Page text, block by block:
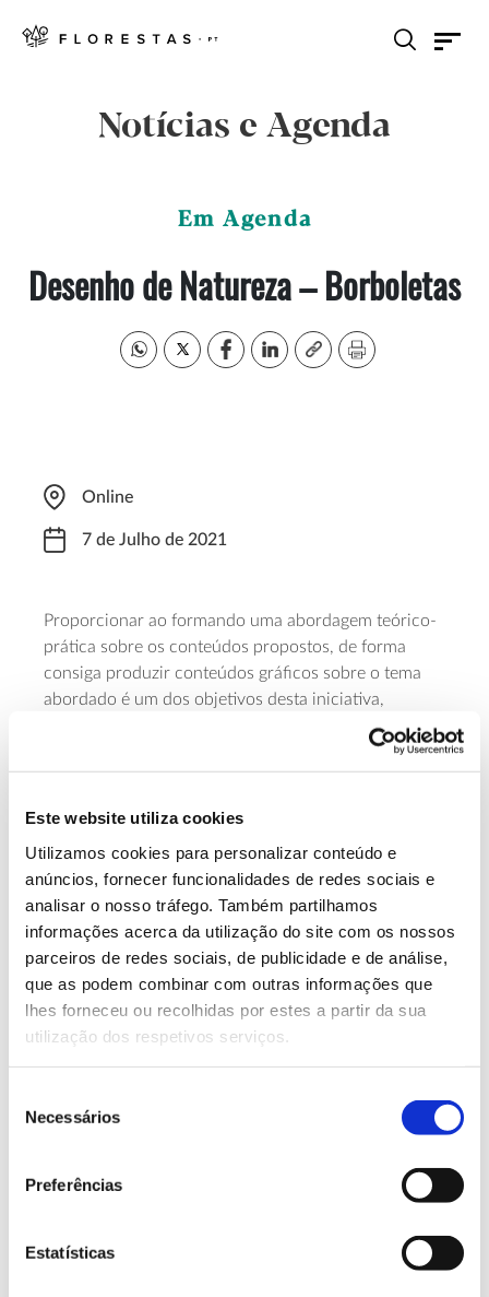
Este website utiliza cookies
Utilizamos cookies para personalizar conteúdo e
anúncios, fornecer funcionalidades de redes sociais e
analisar o nosso tráfego. Também partilhamos
informações acerca da utilização do site com os nossos
parceiros de redes sociais, de publicidade e de análise,
que as podem combinar com outras informações que
lhes forneceu ou recolhidas por estes a partir da sua
utilização dos respetivos serviços.
Necessários
Preferências
Estatísticas
Notícias e Agenda
Em Agenda
Desenho de Natureza – Borboletas
Online
7 de Julho de 2021
Proporcionar ao formando uma abordagem teórico-
prática sobre os conteúdos propostos, de forma
consiga produzir conteúdos gráficos sobre o tema
abordado é um dos objetivos desta iniciativa,
promovida pela Liga para a Proteção da Natureza. A
decorrer entre as 18h00 e as 21h00, as inscrições
têm um custo de 25 euros e podem ser realizadas
Saiba mais sobre esta formação
13.07.2026
Genoma do priolo e de outras espécies em risco:
conhecer para conservar
02.07.2026
Registar galhas de Trichi em acácia-das-espigas:
cidadãos chamados a ajudar